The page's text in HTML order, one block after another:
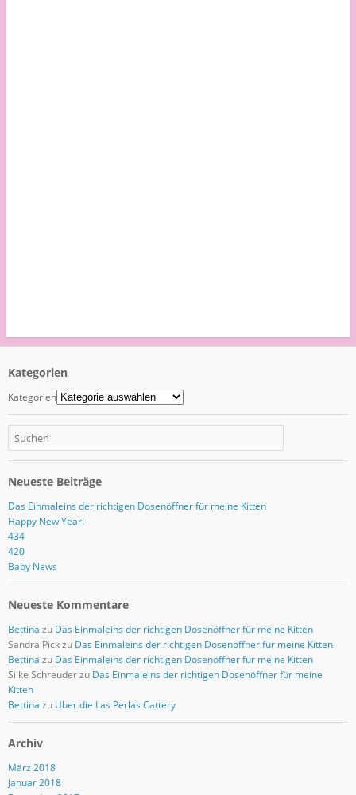
Kategorien
Kategorien
Neueste Beiträge
Das Einmaleins der richtigen Dosenöffner für meine Kitten
Happy New Year!
434
420
Baby News
Neueste Kommentare
Bettina zu Das Einmaleins der richtigen Dosenöffner für meine Kitten
Sandra Pickzu Das Einmaleins der richtigen Dosenöffner für meine Kitten
Bettina zu Das Einmaleins der richtigen Dosenöffner für meine Kitten
Silke Schreuderzu Das Einmaleins der richtigen Dosenöffner für meine
Kitten
Bettina zu Über die Las Perlas Cattery
Archiv
März 2018
Januar 2018